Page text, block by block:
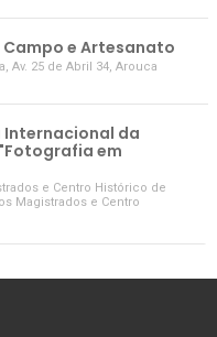
e Artesanato
, Av. 25 de Abril 34, Arouca
Internacional da
em
e Centro Histórico de
Magistrados e Centro